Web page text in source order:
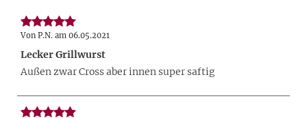
Von P.N. am 06.05.2021
Lecker Grillwurst
Außen zwar Cross aber innen super saftig